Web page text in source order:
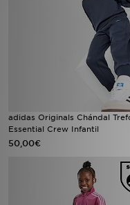
adidas Originals Chándal
Essential Crew Infantil
50,00€